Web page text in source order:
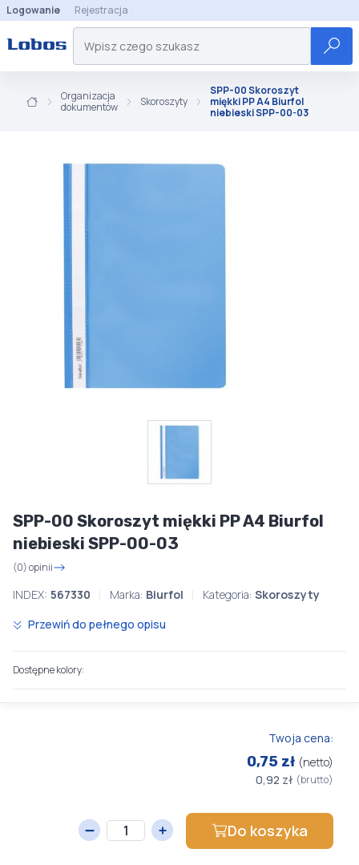
Logowanie Rejestracja
Organizacja
dokumentów
Skoroszyty
SPP-00 Skoroszyt
miękki PP A4 Biurfol
niebieski SPP-00-03
SPP-00 Skoroszyt miękki PP A4 Biurfol
niebieski SPP-00-03
(0) opinii
INDEX: 567330 Marka: Biurfol Kategoria: Skoroszyty
Przewiń do pełnego opisu
Dostępne kolory:
Twoja cena:
0,75 zł (netto)
0,92 zł (brutto)
Do koszyka